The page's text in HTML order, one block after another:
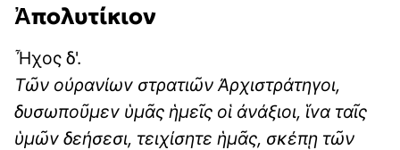
Ἀπολυτίκιον
Ἦχος δ'.
Τῶν οὐρανίωv στρατιῶν Ἀρχιστράτηγοι,
δυσωποῦμεv ὑμᾶς ἡμεῖς οἱ ἀνάξιοι, ἵvα ταῖς
ὑμῶv δεήσεσι, τειχίσητε ἡμᾶς, σκέπῃ τῶν